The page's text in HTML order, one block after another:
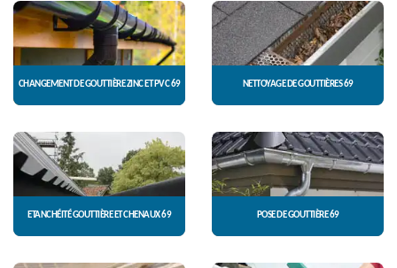
CHANGEMENT DE GOUTTIÈRE ZINC ET PVC 69 NETTOYAGE DE GOUTTIÈRES 69
ETANCHÉITÉ GOUTTIÈRE ET CHENAUX 69 POSE DE GOUTTIÈRE 69